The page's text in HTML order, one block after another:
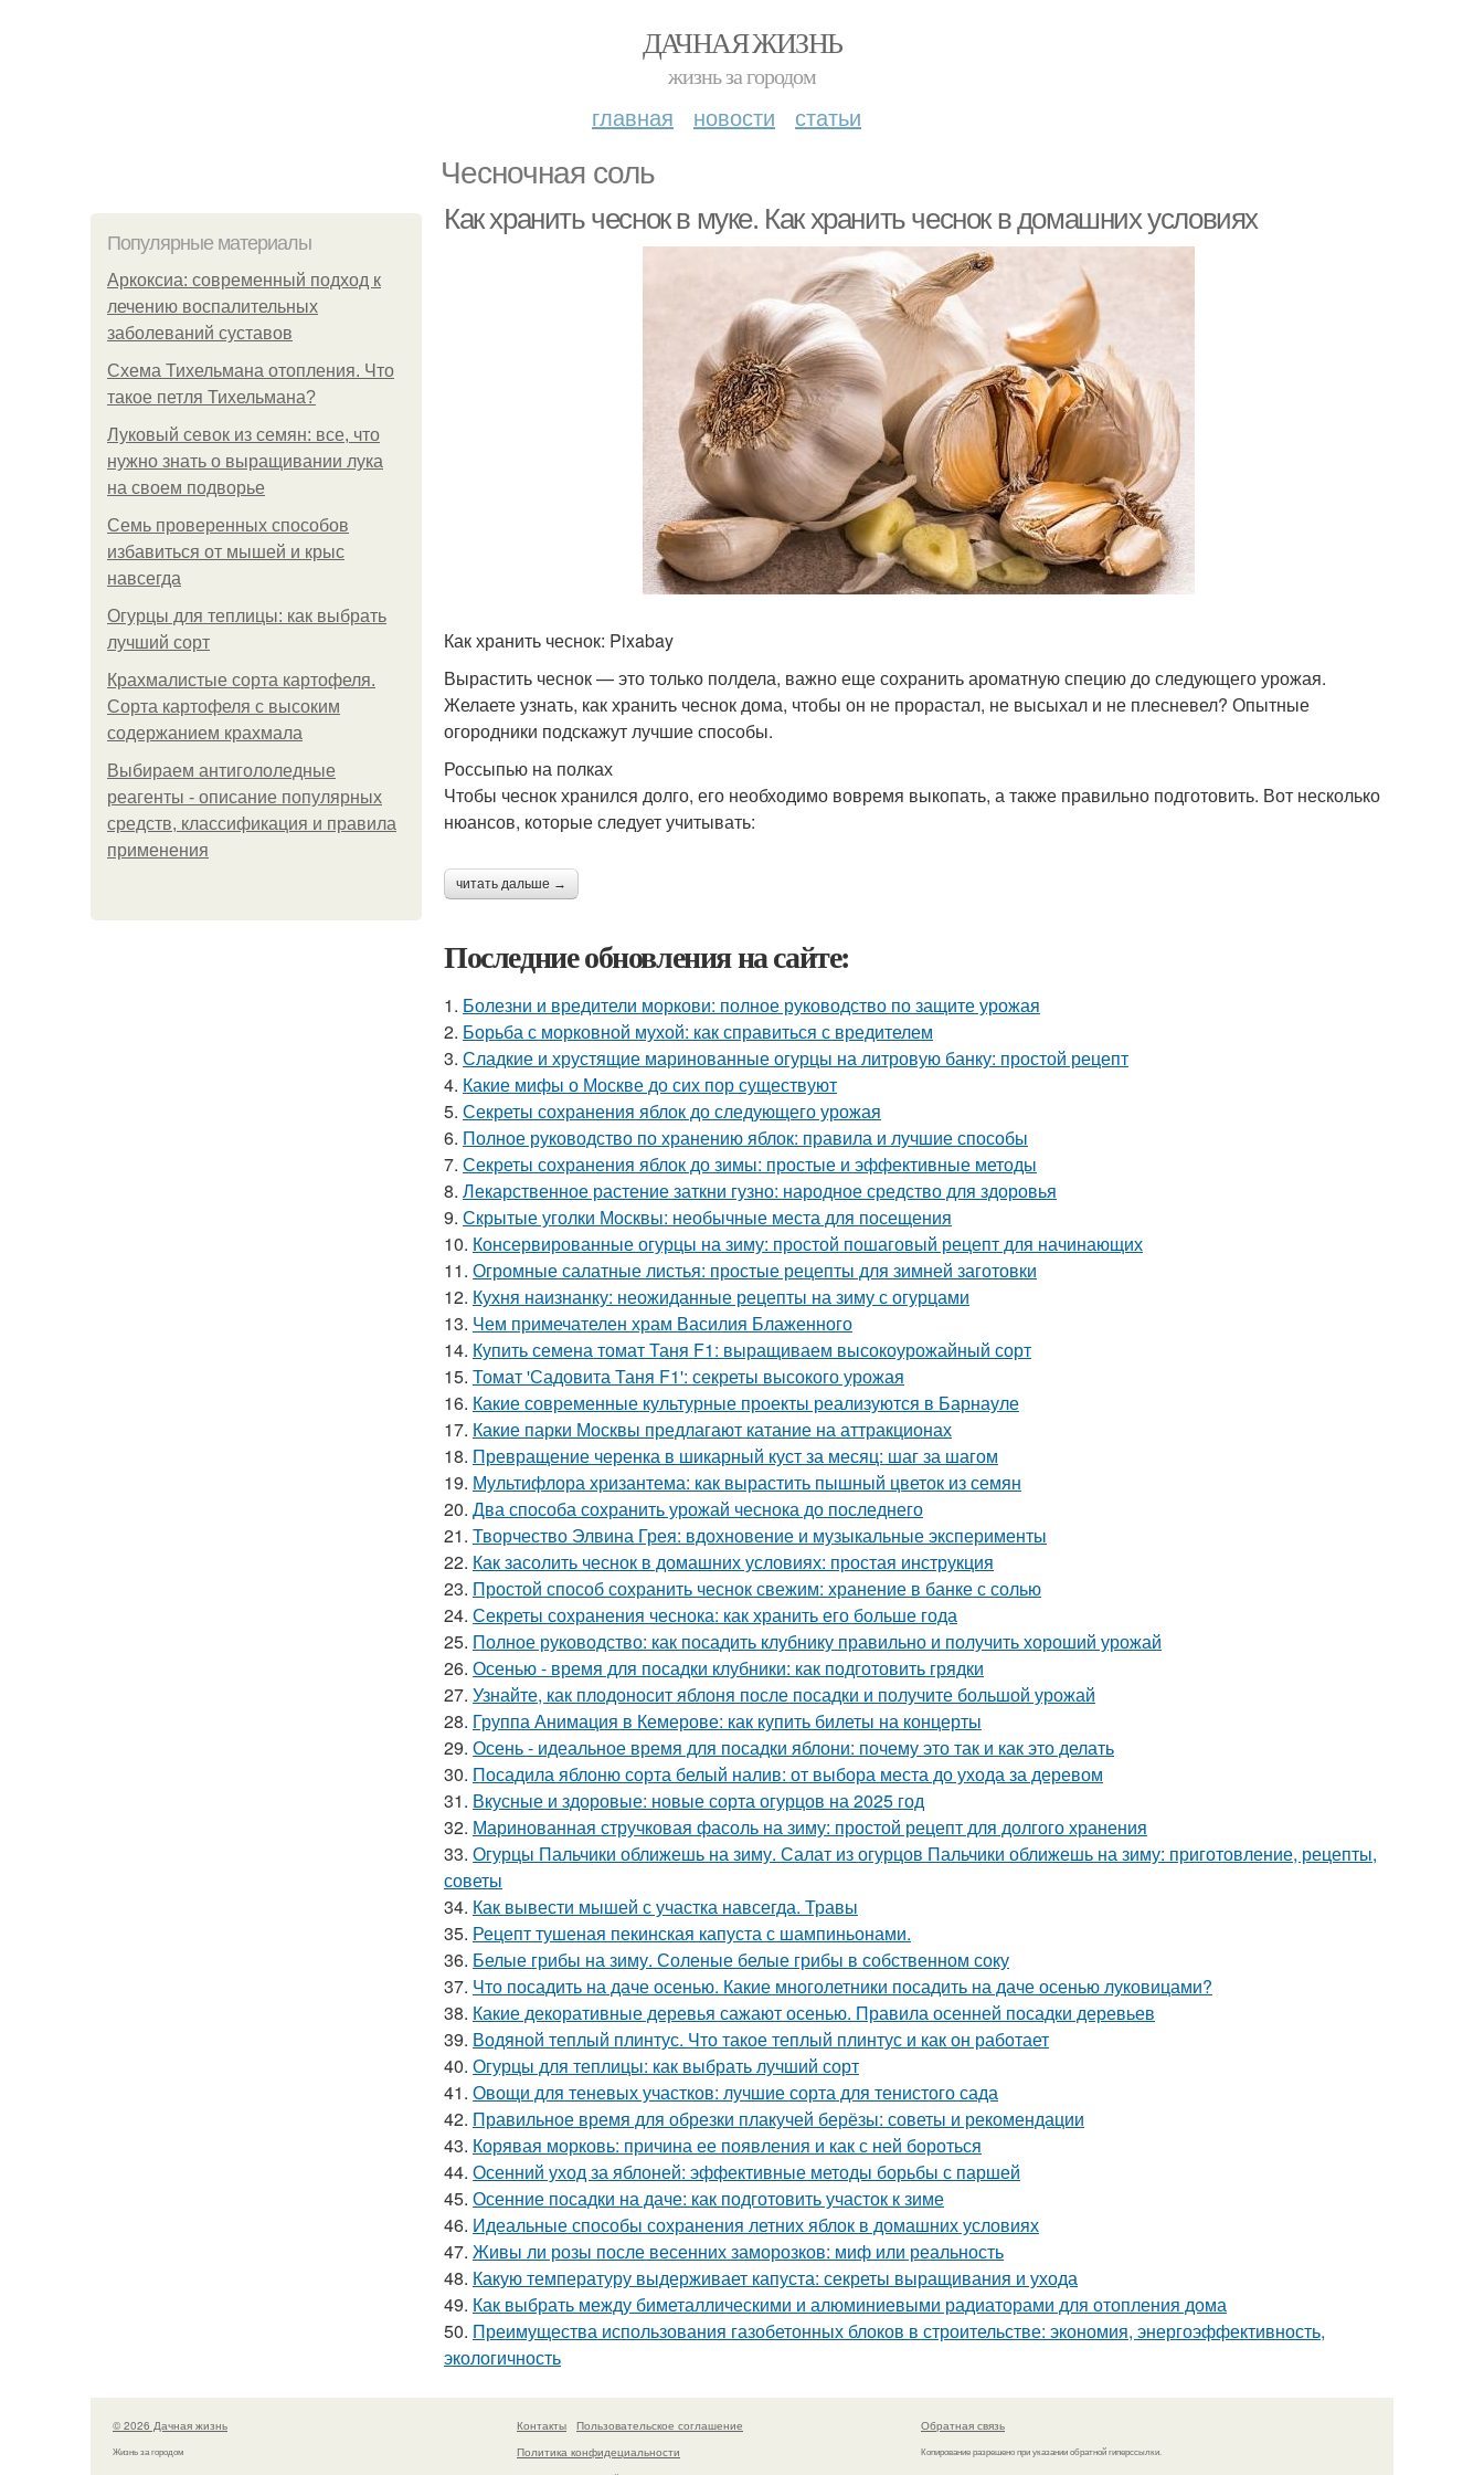
ДАЧНАЯ ЖИЗНЬ
жизнь за городом
главная новости статьи
Чесночная соль
Популярные материалы
Аркоксиа: современный подход к
лечению воспалительных
заболеваний суставов
Схема Тихельмана отопления. Что
такое петля Тихельмана?
Луковый севок из семян: все, что
нужно знать о выращивании лука
на своем подворье
Семь проверенных способов
избавиться от мышей и крыс
навсегда
Огурцы для теплицы: как выбрать
лучший сорт
Крахмалистые сорта картофеля.
Сорта картофеля с высоким
содержанием крахмала
Выбираем антигололедные
реагенты - описание популярных
средств, классификация и правила
применения
Как хранить чеснок в муке. Как хранить чеснок в домашних условиях
Как хранить чеснок: Pixabay
Вырастить чеснок — это только полдела, важно еще сохранить ароматную специю до следующего урожая.
Желаете узнать, как хранить чеснок дома, чтобы он не прорастал, не высыхал и не плесневел? Опытные
огородники подскажут лучшие способы.
Россыпью на полках
Чтобы чеснок хранился долго, его необходимо вовремя выкопать, а также правильно подготовить. Вот несколько
нюансов, которые следует учитывать:
читать дальше →
Последние обновления на сайте:
1. Болезни и вредители моркови: полное руководство по защите урожая
2. Борьба с морковной мухой: как справиться с вредителем
3. Сладкие и хрустящие маринованные огурцы на литровую банку: простой рецепт
4. Какие мифы о Москве до сих пор существуют
5. Секреты сохранения яблок до следующего урожая
6. Полное руководство по хранению яблок: правила и лучшие способы
7. Секреты сохранения яблок до зимы: простые и эффективные методы
8. Лекарственное растение заткни гузно: народное средство для здоровья
9. Скрытые уголки Москвы: необычные места для посещения
10. Консервированные огурцы на зиму: простой пошаговый рецепт для начинающих
11. Огромные салатные листья: простые рецепты для зимней заготовки
12. Кухня наизнанку: неожиданные рецепты на зиму с огурцами
13. Чем примечателен храм Василия Блаженного
14. Купить семена томат Таня F1: выращиваем высокоурожайный сорт
15. Томат 'Садовита Таня F1': секреты высокого урожая
16. Какие современные культурные проекты реализуются в Барнауле
17. Какие парки Москвы предлагают катание на аттракционах
18. Превращение черенка в шикарный куст за месяц: шаг за шагом
19. Мультифлора хризантема: как вырастить пышный цветок из семян
20. Два способа сохранить урожай чеснока до последнего
21. Творчество Элвина Грея: вдохновение и музыкальные эксперименты
22. Как засолить чеснок в домашних условиях: простая инструкция
23. Простой способ сохранить чеснок свежим: хранение в банке с солью
24. Секреты сохранения чеснока: как хранить его больше года
25. Полное руководство: как посадить клубнику правильно и получить хороший урожай
26. Осенью - время для посадки клубники: как подготовить грядки
27. Узнайте, как плодоносит яблоня после посадки и получите большой урожай
28. Группа Анимация в Кемерове: как купить билеты на концерты
29. Осень - идеальное время для посадки яблони: почему это так и как это делать
30. Посадила яблоню сорта белый налив: от выбора места до ухода за деревом
31. Вкусные и здоровые: новые сорта огурцов на 2025 год
32. Маринованная стручковая фасоль на зиму: простой рецепт для долгого хранения
33. Огурцы Пальчики оближешь на зиму. Салат из огурцов Пальчики оближешь на зиму: приготовление, рецепты,
советы
34. Как вывести мышей с участка навсегда. Травы
35. Рецепт тушеная пекинская капуста с шампиньонами.
36. Белые грибы на зиму. Соленые белые грибы в собственном соку
37. Что посадить на даче осенью. Какие многолетники посадить на даче осенью луковицами?
38. Какие декоративные деревья сажают осенью. Правила осенней посадки деревьев
39. Водяной теплый плинтус. Что такое теплый плинтус и как он работает
40. Огурцы для теплицы: как выбрать лучший сорт
41. Овощи для теневых участков: лучшие сорта для тенистого сада
42. Правильное время для обрезки плакучей берёзы: советы и рекомендации
43. Корявая морковь: причина ее появления и как с ней бороться
44. Осенний уход за яблоней: эффективные методы борьбы с паршей
45. Осенние посадки на даче: как подготовить участок к зиме
46. Идеальные способы сохранения летних яблок в домашних условиях
47. Живы ли розы после весенних заморозков: миф или реальность
48. Какую температуру выдерживает капуста: секреты выращивания и ухода
49. Как выбрать между биметаллическими и алюминиевыми радиаторами для отопления дома
50. Преимущества использования газобетонных блоков в строительстве: экономия, энергоэффективность,
экологичность
© 2026 Дачная жизнь
Жизнь за городом
Контакты
Пользовательское соглашение
Политика конфидециальности
Обратная связь
Копирование разрешено при указании обратной гиперссылки.